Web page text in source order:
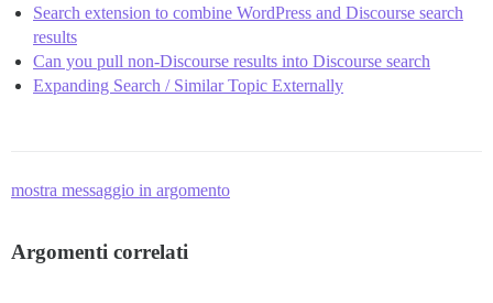
Search extension to combine WordPress and Discourse search
results
Can you pull non-Discourse results into Discourse search
Expanding Search / Similar Topic Externally
mostra messaggio in argomento
Argomenti correlati